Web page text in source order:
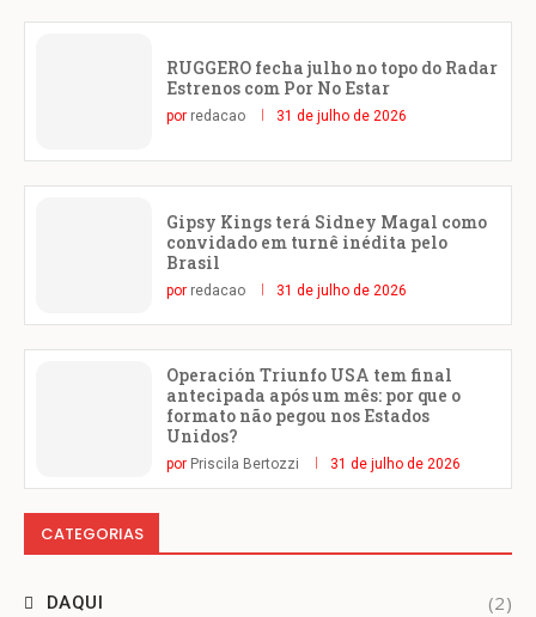
RUGGERO fecha julho no topo do Radar
Estrenos com Por No Estar
por redacao 31 de julho de 2026
Gipsy Kings terá Sidney Magal como
convidado em turnê inédita pelo
Brasil
por redacao 31 de julho de 2026
Operación Triunfo USA tem final
antecipada após um mês: por que o
formato não pegou nos Estados
Unidos?
por Priscila Bertozzi 31 de julho de 2026
CATEGORIAS
DAQUI (2)